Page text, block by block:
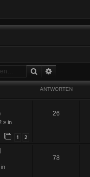
Suche
ANTWORTEN
» in
1 2
26
in
78